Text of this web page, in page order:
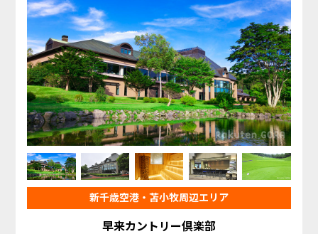
新千歳空港・苫小牧周辺エリア
早来カントリー倶楽部